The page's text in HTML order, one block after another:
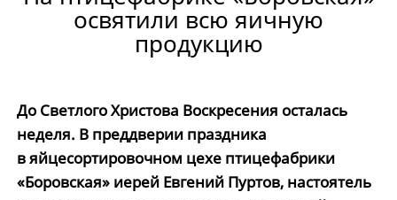
освятили всю яичную
продукцию
До Светлого Христова Воскресения осталась
неделя. В преддверии праздника
в яйцесортировочном цехе птицефабрики
«Боровская» иерей Евгений Пуртов, настоятель